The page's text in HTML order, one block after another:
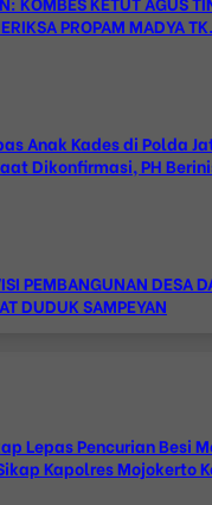
PROPAM MADYA
Anak Kades di Polda
Dikonfirmasi, PH
PEMBANGUNAN DESA
DUDUK SAMPEYAN
Lepas Pencurian Besi
Kapolres Mojokerto